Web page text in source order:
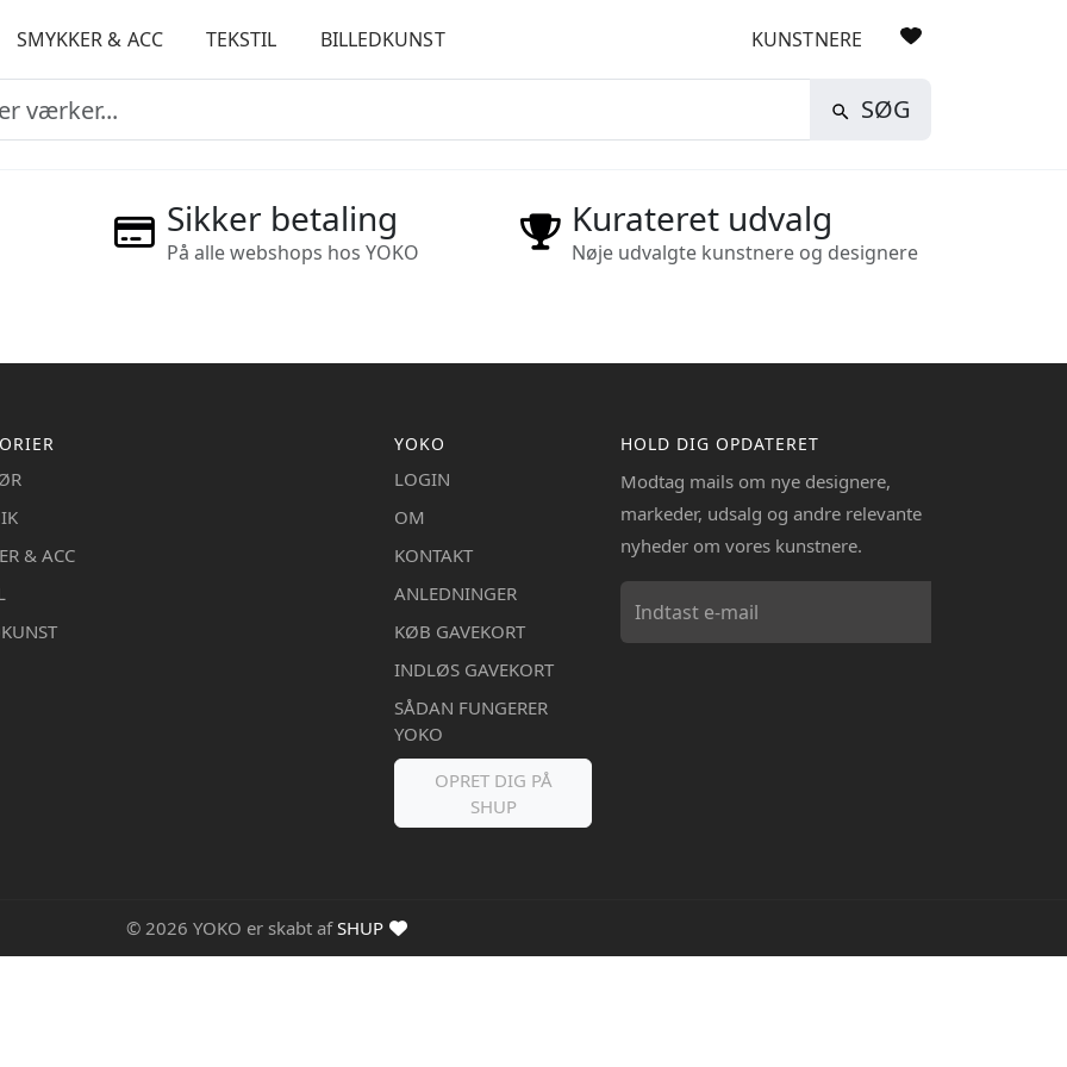
SMYKKER & ACC TEKSTIL BILLEDKUNST KUNSTNERE
SØG
Sikker betaling
På alle webshops hos YOKO
Kurateret udvalg
Nøje udvalgte kunstnere og designere
& ACC
YOKO
LOGIN
OM
KONTAKT
ANLEDNINGER
KØB GAVEKORT
INDLØS GAVEKORT
SÅDAN FUNGERER
YOKO
OPRET DIG PÅ
SHUP
HOLD DIG OPDATERET
Modtag mails om nye designere,
markeder, udsalg og andre relevante
nyheder om vores kunstnere.
© 2026 YOKO er skabt afSHUP